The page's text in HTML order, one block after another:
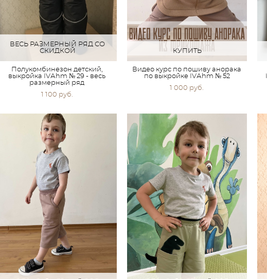
ВЕСЬ РАЗМЕРНЫЙ РЯД СО
СКИДКОЙ
Полукомбинезон детский,
выкройка IVАhm № 29 - весь
размерный ряд
1 100 pуб.
КУПИТЬ
Видео курс по пошиву анорака
по выкройке IVАhm № 52
1 000 pуб.